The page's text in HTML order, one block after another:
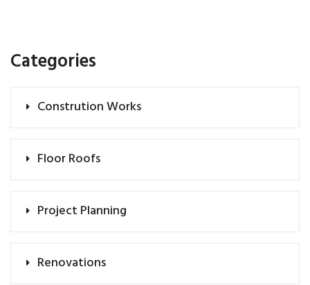
Categories
Constrution Works
Floor Roofs
Project Planning
Renovations